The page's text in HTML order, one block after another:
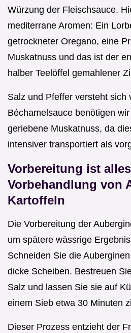
Würzung der Fleischsauce.
mediterrane Aromen: Ein
getrockneter Oregano, eine
Muskatnuss und das ist der
halber Teelöffel gemahlener
Salz und Pfeffer versteht sich
Béchamelsauce benötigen
geriebene Muskatnuss, da
intensiver transportiert als
Vorbereitung ist
Vorbehandlung von
Kartoffeln
Die Vorbereitung der
um spätere wässrige
Schneiden Sie die
dicke Scheiben. Bestreuen
Salz und lassen Sie sie auf
einem Sieb etwa 30 Minuten
Dieser Prozess entzieht der